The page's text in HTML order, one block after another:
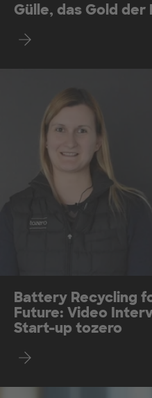
Gülle, das Gold
Battery Recycling
Future: Video
Start-up tozero